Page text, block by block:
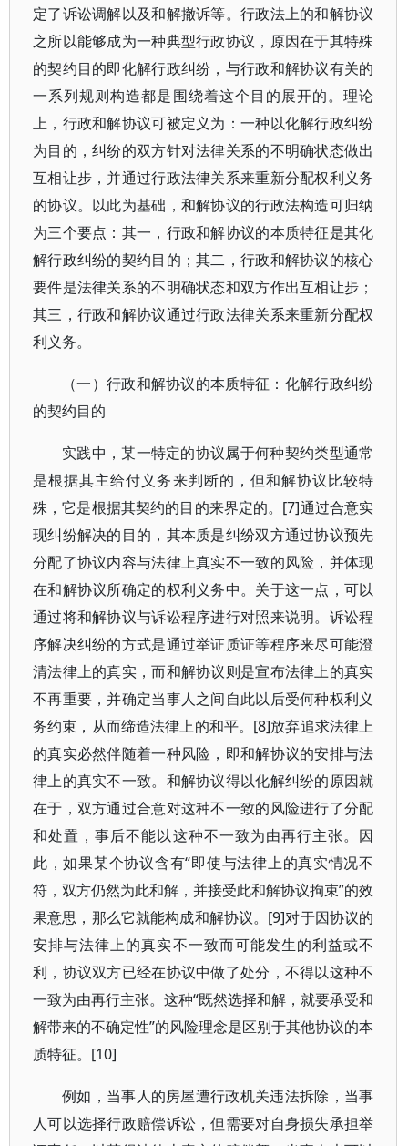
定了诉讼调解以及和解撤诉等。行政法上的和解协议
之所以能够成为一种典型行政协议，原因在于其特殊
的契约目的即化解行政纠纷，与行政和解协议有关的
一系列规则构造都是围绕着这个目的展开的。理论
上，行政和解协议可被定义为：一种以化解行政纠纷
为目的，纠纷的双方针对法律关系的不明确状态做出
互相让步，并通过行政法律关系来重新分配权利义务
的协议。以此为基础，和解协议的行政法构造可归纳
为三个要点：其一，行政和解协议的本质特征是其化
解行政纠纷的契约目的；其二，行政和解协议的核心
要件是法律关系的不明确状态和双方作出互相让步；
其三，行政和解协议通过行政法律关系来重新分配权
利义务。
（一）行政和解协议的本质特征：化解行政纠纷
的契约目的
实践中，某一特定的协议属于何种契约类型通常
是根据其主给付义务来判断的，但和解协议比较特
殊，它是根据其契约的目的来界定的。[7]通过合意实
现纠纷解决的目的，其本质是纠纷双方通过协议预先
分配了协议内容与法律上真实不一致的风险，并体现
在和解协议所确定的权利义务中。关于这一点，可以
通过将和解协议与诉讼程序进行对照来说明。诉讼程
序解决纠纷的方式是通过举证质证等程序来尽可能澄
清法律上的真实，而和解协议则是宣布法律上的真实
不再重要，并确定当事人之间自此以后受何种权利义
务约束，从而缔造法律上的和平。[8]放弃追求法律上
的真实必然伴随着一种风险，即和解协议的安排与法
律上的真实不一致。和解协议得以化解纠纷的原因就
在于，双方通过合意对这种不一致的风险进行了分配
和处置，事后不能以这种不一致为由再行主张。因
此，如果某个协议含有“即使与法律上的真实情况不
符，双方仍然为此和解，并接受此和解协议拘束”的效
果意思，那么它就能构成和解协议。[9]对于因协议的
安排与法律上的真实不一致而可能发生的利益或不
利，协议双方已经在协议中做了处分，不得以这种不
一致为由再行主张。这种“既然选择和解，就要承受和
解带来的不确定性”的风险理念是区别于其他协议的本
质特征。[10]
例如，当事人的房屋遭行政机关违法拆除，当事
人可以选择行政赔偿诉讼，但需要对自身损失承担举